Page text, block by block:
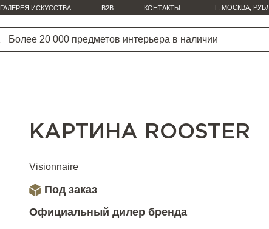
ГАЛЕРЕЯ ИСКУССТВА B2B КОНТАКТЫ Г. МОСКВА,
КАРТИНА ROOSTER
Visionnaire
Под заказ
Официальный дилер бренда